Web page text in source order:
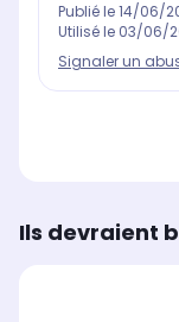
Publié le14/06/
Utilisé le 03/06/
Signaler un
Ils devraient